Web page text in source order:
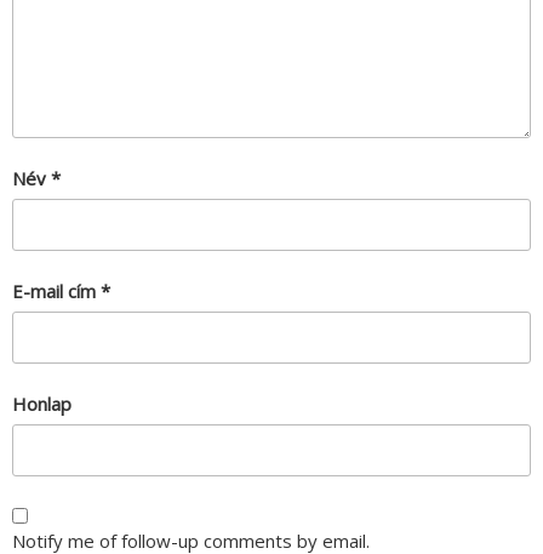
Név *
E-mail cím *
Honlap
Notify me of follow-up comments by email.